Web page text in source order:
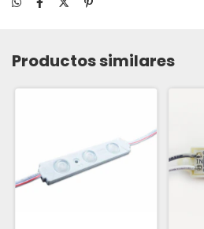
Productos similares